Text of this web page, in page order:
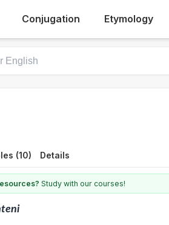
Conjugation Etymology
(10) Details
Study with our courses!